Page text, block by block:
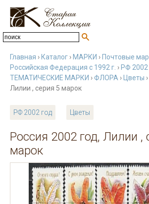
Главная › Каталог › МАРКИ › Почтовые
Российская Федерация с 1992 г. › РФ 2002
ТЕМАТИЧЕСКИЕ МАРКИ ›ФЛОРА › Цветы
Лилии , серия 5 марок
РФ 2002 год Цветы
Россия 2002 год, Лилии ,
марок